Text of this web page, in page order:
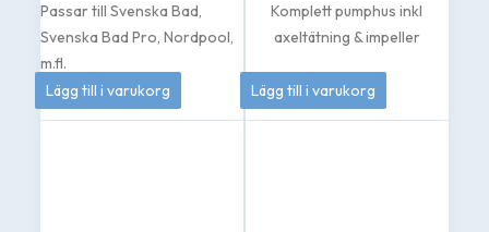
Passar till Svenska Bad,
Svenska Bad Pro, Nordpool,
m.fl.
399kr
Lägg till i varukorg
Komplett pumphus inkl
axeltätning & impeller
1 049kr
Lägg till i varukorg